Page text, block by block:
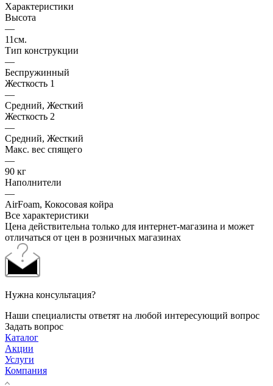
Характеристики
Высота
—
11см.
Тип конструкции
—
Беспружинный
Жесткость 1
—
Средний, Жесткий
Жесткость 2
—
Средний, Жесткий
Макс. вес спящего
—
90 кг
Наполнители
—
AirFoam, Кокосовая койра
Все характеристики
Цена действительна только для интернет-магазина и может
отличаться от цен в розничных магазинах
Нужна консультация?
Наши специалисты ответят на любой интересующий вопрос
Задать вопрос
Каталог
Акции
Услуги
Компания